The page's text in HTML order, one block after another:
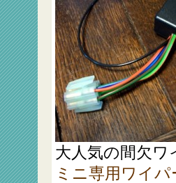
大人気の間欠ワ
ミニ専用ワイ